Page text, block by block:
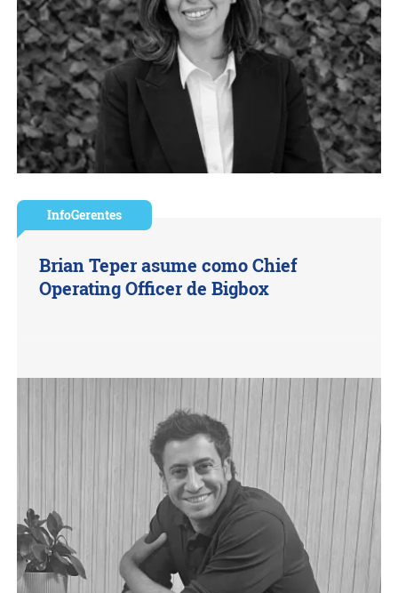
InfoGerentes
Brian Teper asume como Chief
Operating Officer de Bigbox